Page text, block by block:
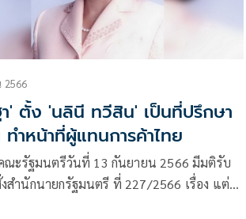
2566
' ตั้ง 'นลินี ทวีสิน' เป็นที่ปรึกษา
ำหน้าที่ผู้แทนการค้าไทย
ะรัฐมนตรีวันที่ 13 กันยายน 2566 มีมติรับ
สำนักนายกรัฐมนตรี ที่ 227/2566 เรื่อง แต่ง